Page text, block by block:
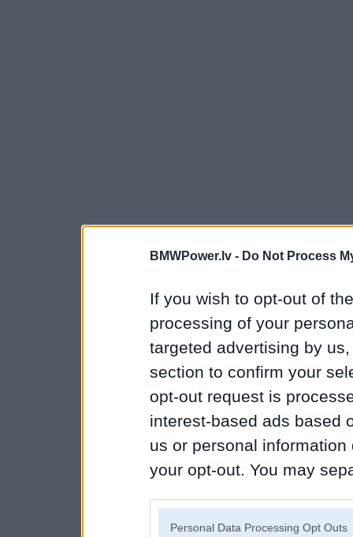
BMWPower.lv - Do Not Process
If you wish to opt-out of
processing of your
targeted advertising by
section to confirm your
opt-out request is
interest-based ads based
us or personal
your opt-out. You may
Personal Data Processing Opt Outs